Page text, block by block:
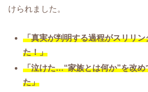
けられました。
「真実が判明する過程がスリリ
た！」
「泣けた…“家族とは何か”を改め
た」